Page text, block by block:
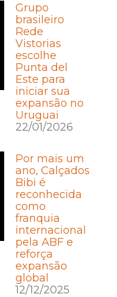
Grupo
brasileiro
Rede
Vistorias
escolhe
Punta del
Este para
iniciar sua
expansão no
Uruguai
22/01/2026
Por mais um
ano, Calçados
Bibi é
reconhecida
como
franquia
internacional
pela ABF e
reforça
expansão
global
12/12/2025